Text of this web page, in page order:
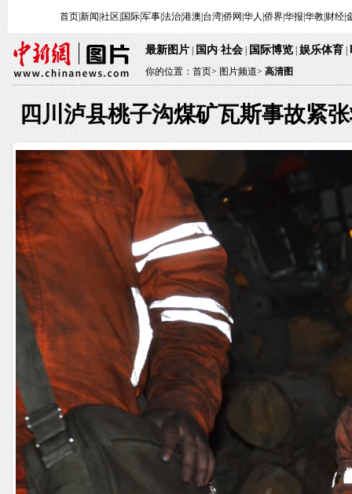
首页|新闻 社区 国际|军事|法治|港澳 台湾|侨网 华人 侨界|华报 华教| 财经|
最新图片|国内·社会|国际博览|娱乐体育|
你的位置：首页>图片频道> 高清图
四川泸县桃子沟煤矿瓦斯事故紧